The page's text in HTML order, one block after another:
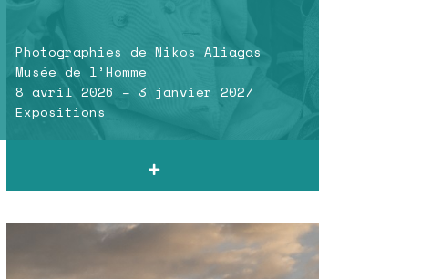
Photographies de Nikos Aliagas
Musée de l’Homme
8 avril 2026 – 3 janvier 2027
Expositions